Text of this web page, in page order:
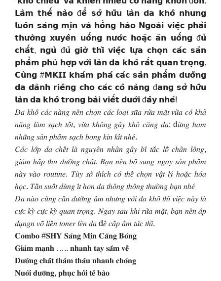
𝗟𝗮̀𝗺 𝘁𝗵𝗲̂́ 𝗻𝗮̀𝗼 đ𝗲̂̉ 𝘀𝗼̛̉ 𝗵𝘂̛̃𝘂 𝗹𝗮̀𝗻 𝗱𝗮 𝗸𝗵𝗼̂ 𝗻𝗵𝘂̛𝗻𝗴
𝗹𝘂𝗼̂𝗻 𝘀𝗮́𝗻𝗴 𝗺𝗶̣𝗻 𝘃𝗮̀ 𝗵𝗼̂̀𝗻𝗴 𝗵𝗮̀𝗼 𝗡𝗴𝗼𝗮̀𝗶 𝘃𝗶𝗲̣̂𝗰 𝗽𝗵𝗮̉𝗶
𝘁𝗵𝘂̛𝗼̛̀𝗻𝗴 𝘅𝘂𝘆𝗲̂𝗻 𝘂𝗼̂́𝗻𝗴 𝗻𝘂̛𝗼̛́𝗰 𝗵𝗼𝗮̣̆𝗰 𝗮̆𝗻 𝘂𝗼̂́𝗻𝗴 đ𝘂̉
𝗰𝗵𝗮̂́𝘁, 𝗻𝗴𝘂̉ đ𝘂̉ 𝗴𝗶𝗼̛̀ 𝘁𝗵𝗶̀ 𝘃𝗶𝗲̣̂𝗰 𝗹𝘂̛̣𝗮 𝗰𝗵𝗼̣𝗻 𝗰𝗮́𝗰 𝘀𝗮̉𝗻
𝗽𝗵𝗮̂̉𝗺 𝗽𝗵𝘂̀ 𝗵𝗼̛̣𝗽 𝘃𝗼̛́𝗶 𝗹𝗮̀𝗻 𝗱𝗮 𝗸𝗵𝗼̂ 𝗿𝗮̂́𝘁 𝗾𝘂𝗮𝗻 𝘁𝗿𝗼̣𝗻𝗴.
𝗖𝘂̀𝗻𝗴 #𝗠𝗞𝗜𝗜 𝗸𝗵𝗮́𝗺 𝗽𝗵𝗮́ 𝗰𝗮́𝗰 𝘀𝗮̉𝗻 𝗽𝗵𝗮̂̉𝗺 𝗱𝘂̛𝗼̛̃𝗻𝗴
𝗱𝗮 𝗱𝗮̀𝗻𝗵 𝗿𝗶𝗲̂𝗻𝗴 𝗰𝗵𝗼 𝗰𝗮́𝗰 𝗰𝗼̂ 𝗻𝗮̀𝗻𝗴 đ𝗮𝗻𝗴 𝘀𝗼̛̉ 𝗵𝘂̛̃𝘂
𝗹𝗮̀𝗻 𝗱𝗮 𝗸𝗵𝗼̂ 𝘁𝗿𝗼𝗻𝗴 𝗯𝗮̀𝗶 𝘃𝗶𝗲̂́𝘁 𝗱𝘂̛𝗼̛́𝗶 đ𝗮̂𝘆 𝗻𝗵𝗲́!
𝐷𝑎 𝑘ℎ𝑜̂ 𝑐𝑎́𝑐 𝑛𝑎̀𝑛𝑔 𝑛𝑒̂𝑛 𝑐ℎ𝑜̣𝑛 𝑐𝑎́𝑐 𝑙𝑜𝑎̣𝑖 𝑠𝑢̛̃𝑎 𝑟𝑢̛̉𝑎 𝑚𝑎̣̆𝑡 𝑣𝑢̛̀𝑎 𝑐𝑜́ 𝑘ℎ𝑎̉
𝑛𝑎̆𝑛𝑔 𝑙𝑎̀𝑚 𝑠𝑎̣𝑐ℎ 𝑡𝑜̂́𝑡, 𝑣𝑢̛̀𝑎 𝑘ℎ𝑜̂𝑛𝑔 𝑔𝑎̂𝑦 𝑘ℎ𝑜̂ 𝑐𝑎̆𝑛𝑔 𝑑𝑎; đ𝑢̛̀𝑛𝑔 ℎ𝑎𝑚
𝑛ℎ𝑢̛̃𝑛𝑔 𝑠𝑎̉𝑛 𝑝ℎ𝑎̂̉𝑚 𝑠𝑎̣𝑐ℎ 𝑏𝑜𝑛𝑔 𝑘𝑖𝑛 𝑘𝑖́𝑡 𝑛ℎ𝑒́.
𝐶𝑎́𝑐 𝑙𝑜̛́𝑝 𝑑𝑎 𝑐ℎ𝑒̂́𝑡 𝑙𝑎̀ 𝑛𝑔𝑢𝑦𝑒̂𝑛 𝑛ℎ𝑎̂𝑛 𝑔𝑎̂𝑦 𝑏𝑖́ 𝑡𝑎̆́𝑐 𝑙𝑜̂̃ 𝑐ℎ𝑎̂𝑛 𝑙𝑜̂𝑛𝑔,
𝑔𝑖𝑎̉𝑚 ℎ𝑎̂́𝑝 𝑡ℎ𝑢 𝑑𝑢̛𝑜̛̃𝑛𝑔 𝑐ℎ𝑎̂́𝑡. 𝐵𝑎̣𝑛 𝑛𝑒̂𝑛 𝑏𝑜̂̉ 𝑠𝑢𝑛𝑔 𝑛𝑔𝑎𝑦 𝑠𝑎̉𝑛 𝑝ℎ𝑎̂̉𝑚
𝑛𝑎̀𝑦 𝑣𝑎̀𝑜 𝑟𝑜𝑢𝑡𝑖𝑛𝑒. 𝑇𝑢̀𝑦 𝑠𝑜̛̉ 𝑡ℎ𝑖́𝑐ℎ 𝑐𝑜́ 𝑡ℎ𝑒̂̉ 𝑐ℎ𝑜̣𝑛 𝑣𝑎̣̂𝑡 𝑙𝑦́ ℎ𝑜𝑎̣̆𝑐 ℎ𝑜́𝑎
ℎ𝑜̣𝑐. 𝑇𝑎̂̀𝑛 𝑠𝑢𝑜̂́𝑡 𝑑𝑢̀𝑛𝑔 𝑖́𝑡 ℎ𝑜̛𝑛 𝑑𝑎 𝑡ℎ𝑜̂𝑛𝑔 𝑡ℎ𝑜̂𝑛𝑔 𝑡ℎ𝑢̛𝑜̛̀𝑛𝑔 𝑏𝑎̣𝑛 𝑛ℎ𝑒́
𝐷𝑎 𝑛𝑎̀𝑜 𝑐𝑢̃𝑛𝑔 𝑐𝑎̂̀𝑛 𝑑𝑢̛𝑜̛̃𝑛𝑔 𝑎̂̉𝑚 𝑛ℎ𝑢̛𝑛𝑔 𝑣𝑜̛́𝑖 𝑑𝑎 𝑘ℎ𝑜̂ 𝑡ℎ𝑖̀ 𝑣𝑖𝑒̣̂𝑐 𝑛𝑎̀𝑦 𝑙𝑎̀
𝑐𝑢̛̣𝑐 𝑘𝑦̀ 𝑐𝑢̛̣𝑐 𝑘𝑦̀ 𝑞𝑢𝑎𝑛 𝑡𝑟𝑜̣𝑛𝑔. 𝑁𝑔𝑎𝑦 𝑠𝑎𝑢 𝑘ℎ𝑖 𝑟𝑢̛̉𝑎 𝑚𝑎̣̆𝑡, 𝑏𝑎̣𝑛 𝑛𝑒̂𝑛 𝑎́𝑝
𝑑𝑢̣𝑛𝑔𝑛 𝑣𝑜̂̃ 𝑙𝑖𝑒̂̀𝑛 𝑡𝑜𝑛𝑒𝑟 𝑙𝑒̂𝑛 𝑑𝑎 đ𝑒̂̉ 𝑐𝑎̂́𝑝 𝑎̂̉𝑚 𝑡𝑢̛́𝑐 𝑡ℎ𝑖̀.
𝐂𝐨𝐦𝐛𝐨 #𝐒𝐇𝐘 𝐒𝐚́𝐧𝐠 𝐌𝐢̣𝐧 𝐂𝐚̆𝐧𝐠 𝐁𝐨́𝐧𝐠
𝐆𝐢𝐚̉𝐦 𝐦𝐚̣𝐧𝐡 ….. 𝐧𝐡𝐚𝐧𝐡 𝐭𝐚𝐲 𝐬𝐚̆́𝐦 𝐯𝐞̂̀
𝐃𝐮̛𝐨̛̃𝐧𝐠 𝐜𝐡𝐚̂́𝐭 𝐭𝐡𝐚̂̉𝐦 𝐭𝐡𝐚̂́𝐮 𝐧𝐡𝐚𝐧𝐡 𝐜𝐡𝐨́𝐧𝐠
𝐍𝐮𝐨̂𝐢 𝐝𝐮̛𝐨̛̃𝐧𝐠, 𝐩𝐡𝐮̣𝐜 𝐡𝐨̂̀𝐢 𝐭𝐞̂́ 𝐛𝐚̀𝐨